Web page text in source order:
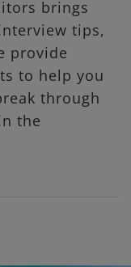
brings
tips,
provide
to help you
through
the